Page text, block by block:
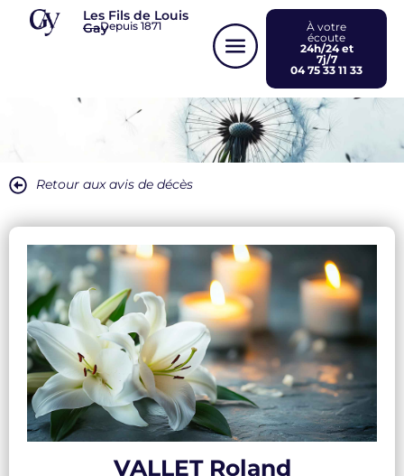
Panneau de gestion des cookies
Les Fils de Louis
GayDepuis 1871
À votre
écoute
24h/24 et
7j/7
04 75 33 11 33
Retour aux avis de décès
VALLET Roland